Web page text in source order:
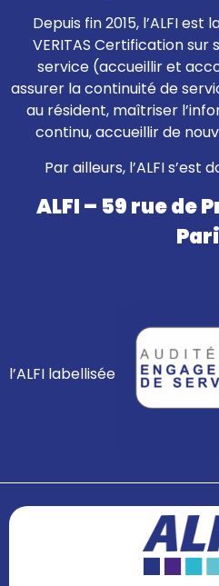
Depuis fin 2015, l’ALFI
VERITAS Certification
service (accueillir et
assurer la continuité de
au résident, maîtriser
continu, accueillir de
Par ailleurs, l’ALFI s’est
ALFI – 59 rue de
l’ALFI labellisée